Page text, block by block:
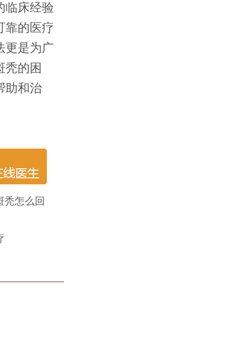
临床经验
靠的医疗
更是为广
秃的困
助和治
秃怎么回